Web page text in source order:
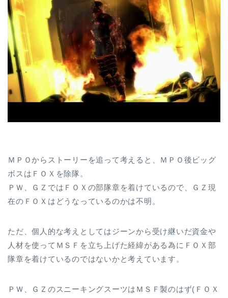
ＭＰＯからストーリーを追って考えると、ＭＰＯ後ビッグ
ボスはＦＯＸを除隊。
ＰＷ、ＧＺではＦＯＸの部隊章を着けているので、ＧＺ現
在のＦＯＸはどうなっているのかは不明。
ただ、個人的な考えとしてはジーンから受け継いだ資金や
人材を使ってＭＳＦを立ち上げた経緯がある為にＦＯＸ部
隊章を着けているのではないかと考えています。
ＰＷ、ＧＺのスニーキングスーツはＭＳＦ製のはず(ＦＯＸ